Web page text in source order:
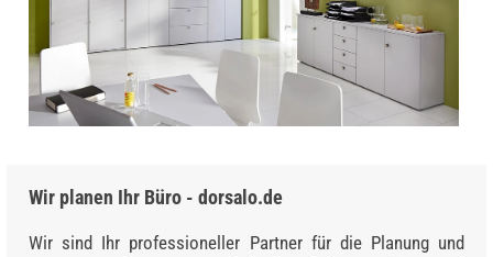
Wir planen Ihr Büro - dorsalo.de
Wir sind Ihr professioneller Partner für die Planung und